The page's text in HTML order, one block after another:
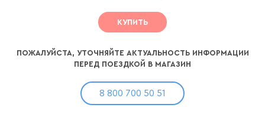
КУПИТЬ
ПОЖАЛУЙСТА, УТОЧНЯЙТЕ АКТУАЛЬНОСТЬ ИНФОРМАЦИИ
ПЕРЕД ПОЕЗДКОЙ В МАГАЗИН
8 800 700 50 51